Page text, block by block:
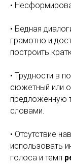
•
• Бедная
грамотно и
построить
• Трудности в
сюжетный или
предложенную
словами.
• Отсутствие
использовать
голоса и темп